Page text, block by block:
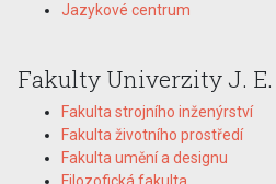
Jazykové centrum
Fakulty Univerzity J.
Fakulta strojního inženýrství
Fakulta životního prostředí
Fakulta umění a designu